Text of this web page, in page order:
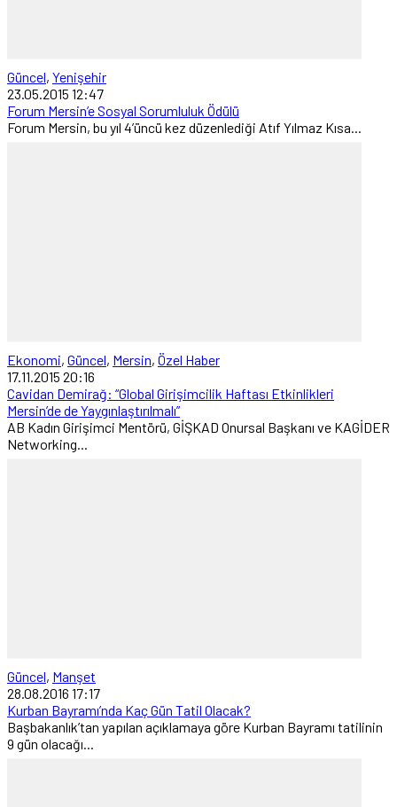
Güncel, Yenişehir
23.05.2015 12:47
Forum Mersin’e Sosyal Sorumluluk Ödülü
Forum Mersin, bu yıl 4’üncü kez düzenlediği Atıf Yılmaz Kısa...
Ekonomi, Güncel, Mersin, Özel Haber
17.11.2015 20:16
Cavidan Demirağ: “Global Girişimcilik Haftası Etkinlikleri
Mersin’de de Yaygınlaştırılmalı”
AB Kadın Girişimci Mentörü, GİŞKAD Onursal Başkanı ve KAGİDER
Networking...
Güncel, Manşet
28.08.2016 17:17
Kurban Bayramı’nda Kaç Gün Tatil Olacak?
Başbakanlık’tan yapılan açıklamaya göre Kurban Bayramı tatilinin
9 gün olacağı...